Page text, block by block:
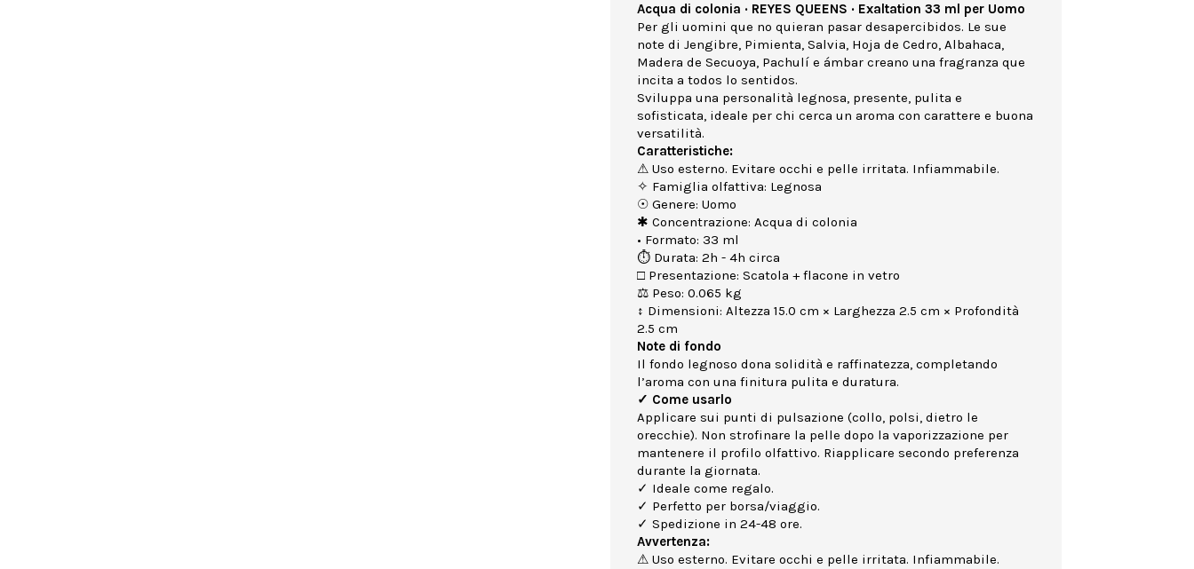
Acqua di colonia · REYES QUEENS · Exaltation 33 ml per Uomo
Per gli uomini que no quieran pasar desapercibidos. Le sue
note di Jengibre, Pimienta, Salvia, Hoja de Cedro, Albahaca,
Madera de Secuoya, Pachulí e ámbar creano una fragranza que
incita a todos lo sentidos.
Sviluppa una personalità legnosa, presente, pulita e
sofisticata, ideale per chi cerca un aroma con carattere e buona
versatilità.
Caratteristiche:
⚠ Uso esterno. Evitare occhi e pelle irritata. Infiammabile.
✧ Famiglia olfattiva: Legnosa
☉ Genere: Uomo
✱ Concentrazione: Acqua di colonia
• Formato: 33 ml
⏱ Durata: 2h - 4h circa
□ Presentazione: Scatola + flacone in vetro
⚖ Peso: 0.065 kg
↕ Dimensioni: Altezza 15.0 cm × Larghezza 2.5 cm × Profondità
2.5 cm
Note di fondo
Il fondo legnoso dona solidità e raffinatezza, completando
l’aroma con una finitura pulita e duratura.
✓ Come usarlo
Applicare sui punti di pulsazione (collo, polsi, dietro le
orecchie). Non strofinare la pelle dopo la vaporizzazione per
mantenere il profilo olfattivo. Riapplicare secondo preferenza
durante la giornata.
✓ Ideale come regalo.
✓ Perfetto per borsa/viaggio.
✓ Spedizione in 24-48 ore.
Avvertenza:
⚠ Uso esterno. Evitare occhi e pelle irritata. Infiammabile.